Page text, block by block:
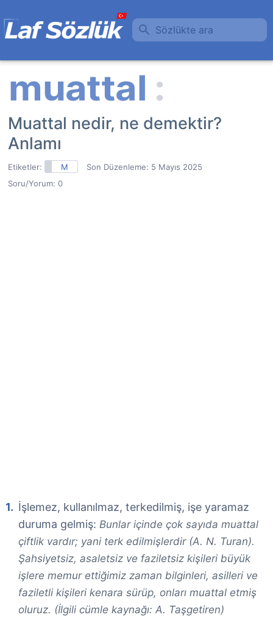
Sözlükte ara
Muattal nedir, ne demektir?
Anlamı
Etiketler: M Son Düzenleme: 5 Mayıs 2025
Soru/Yorum: 0
İşlemez, kullanılmaz, terkedilmiş, işe yaramaz
duruma gelmiş: Bunlar içinde çok sayıda muattal
çiftlik vardır; yani terk edilmişlerdir (A. N. Turan).
Şahsiyetsiz, asaletsiz ve faziletsiz kişileri büyük
işlere memur ettiğimiz zaman bilginleri, asilleri ve
faziletli kişileri kenara sürüp, onları muattal etmiş
oluruz. (İlgili cümle kaynağı: A. Taşgetiren)